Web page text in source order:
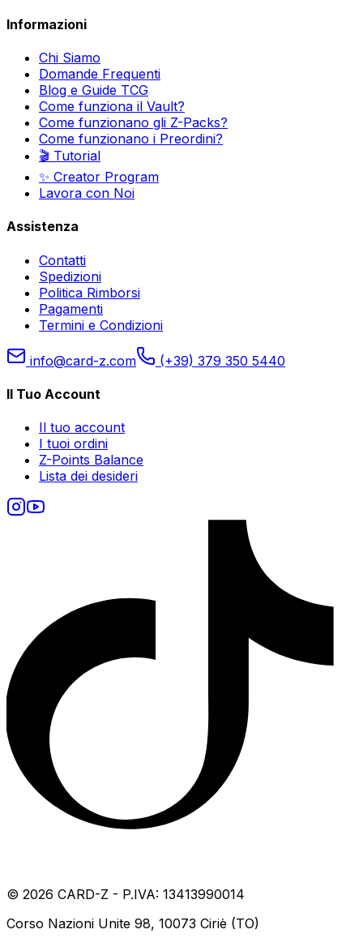
Informazioni
Chi Siamo
Domande Frequenti
Blog e Guide TCG
Come funziona il Vault?
Come funzionano gli Z-Packs?
Come funzionano i Preordini?
🎬 Tutorial
✨ Creator Program
Lavora con Noi
Assistenza
Contatti
Spedizioni
Politica Rimborsi
Pagamenti
Termini e Condizioni
info@card-z.com (+39) 379 350 5440
Il Tuo Account
Il tuo account
I tuoi ordini
Z-Points Balance
Lista dei desideri
© 2026 CARD-Z - P.IVA: 13413990014
Corso Nazioni Unite 98, 10073 Ciriè (TO)